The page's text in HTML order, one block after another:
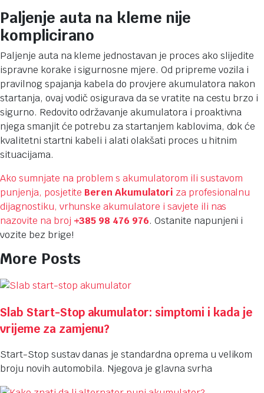
Paljenje auta na kleme nije
komplicirano
Paljenje auta na kleme jednostavan je proces ako slijedite
ispravne korake i sigurnosne mjere. Od pripreme vozila i
pravilnog spajanja kabela do provjere akumulatora nakon
startanja, ovaj vodič osigurava da se vratite na cestu brzo i
sigurno. Redovito održavanje akumulatora i proaktivna
njega smanjit će potrebu za startanjem kablovima, dok će
kvalitetni startni kabeli i alati olakšati proces u hitnim
situacijama.
Ako sumnjate na problem s akumulatorom ili sustavom
punjenja, posjetite Beren Akumulatori za profesionalnu
dijagnostiku, vrhunske akumulatore i savjete ili nas
nazovite na broj +385 98 476 976. Ostanite napunjeni i
vozite bez brige!
More Posts
Slab Start-Stop akumulator: simptomi i kada je
vrijeme za zamjenu?
Start-Stop sustav danas je standardna oprema u velikom
broju novih automobila. Njegova je glavna svrha